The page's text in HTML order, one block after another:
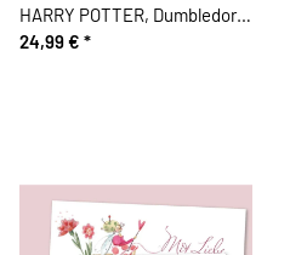
HARRY POTTER, Dumbledore
vor Hogwarts, gelb
24,99 € *